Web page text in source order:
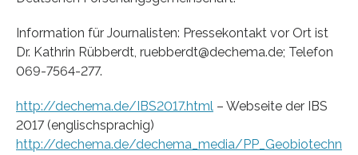
Information für Journalisten: Pressekontakt vor Ort ist
Dr. Kathrin Rübberdt, ruebberdt@dechema.de; Telefon
069-7564-277.
http://dechema.de/IBS2017.html – Webseite der IBS
2017 (englischsprachig)
http://dechema.de/dechema_media/PP_Geobiotechn